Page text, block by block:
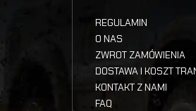
REGULAMIN
O NAS
ZWROT ZAMÓWIENIA
DOSTAWA I KOSZT
KONTAKT Z NAMI
FAQ